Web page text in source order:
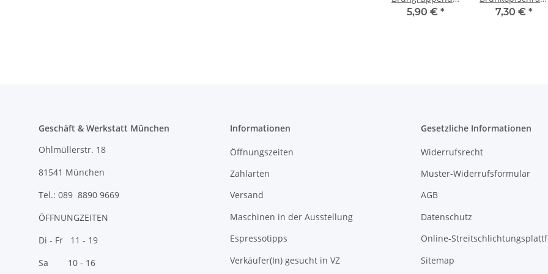
für
5,90 € *
mit Pin und
7,30 € *
Geschäft & Werkstatt München
Ohlmüllerstr. 18
81541 München
Tel.: 089 8890 9669
ÖFFNUNGZEITEN
Di - Fr 11 - 19
Sa 10 - 16
Informationen
Öffnungszeiten
Zahlarten
Versand
Maschinen in der Ausstellung
Espressotipps
Verkäufer(In) gesucht in VZ
Gesetzliche Informationen
Widerrufsrecht
Muster-Widerrufsformular
AGB
Datenschutz
Online-
Sitemap